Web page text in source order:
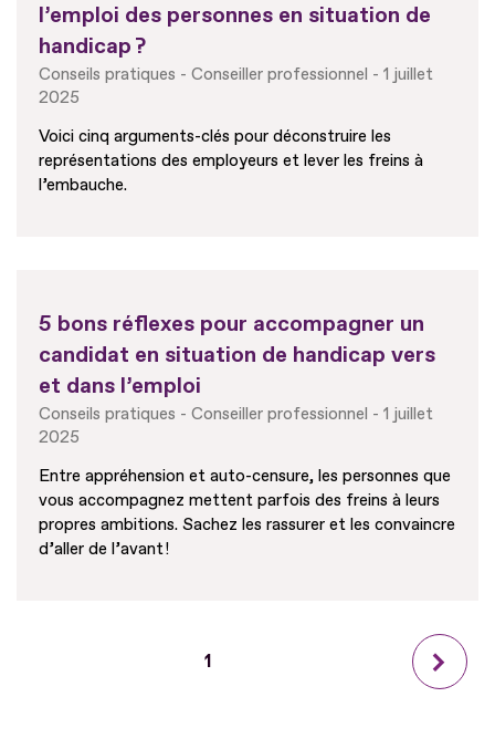
l’emploi des personnes en situation de
handicap ?
Conseils pratiques Conseiller professionnel
1 juillet
2025
Voici cinq arguments-clés pour déconstruire les
représentations des employeurs et lever les freins à
l’embauche.
5 bons réflexes pour accompagner un
candidat en situation de handicap vers
et dans l’emploi
Conseils pratiques Conseiller professionnel
1 juillet
2025
Entre appréhension et auto-censure, les personnes que
vous accompagnez mettent parfois des freins à leurs
propres ambitions. Sachez les rassurer et les convaincre
d’aller de l’avant !
Page
1 Page